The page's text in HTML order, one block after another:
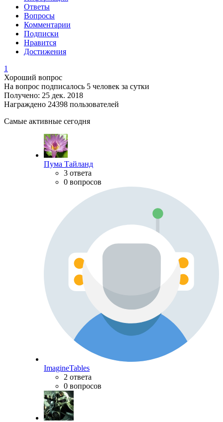
Ответы
Вопросы
Комментарии
Подписки
Нравится
Достижения
1
Хороший вопрос
На вопрос подписалось 5 человек за сутки
Получено: 25 дек. 2018
Награждено 24398 пользователей
Самые активные сегодня
Пума Тайланд
3 ответа
0 вопросов
ImagineTables
2 ответа
0 вопросов